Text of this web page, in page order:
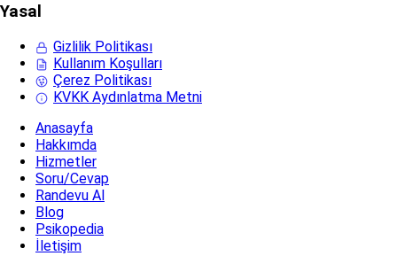
Yasal
Gizlilik Politikası
Kullanım Koşulları
Çerez Politikası
KVKK Aydınlatma Metni
Anasayfa
Hakkımda
Hizmetler
Soru/Cevap
Randevu Al
Blog
Psikopedia
İletişim